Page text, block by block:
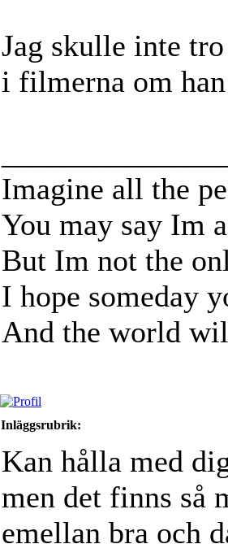
Jag skulle inte
i filmerna om
Imagine all the
You may say Im
But Im not the
I hope someday
And the world
Inläggsrubrik:
Kan hålla med
men det finns så
emellan bra och